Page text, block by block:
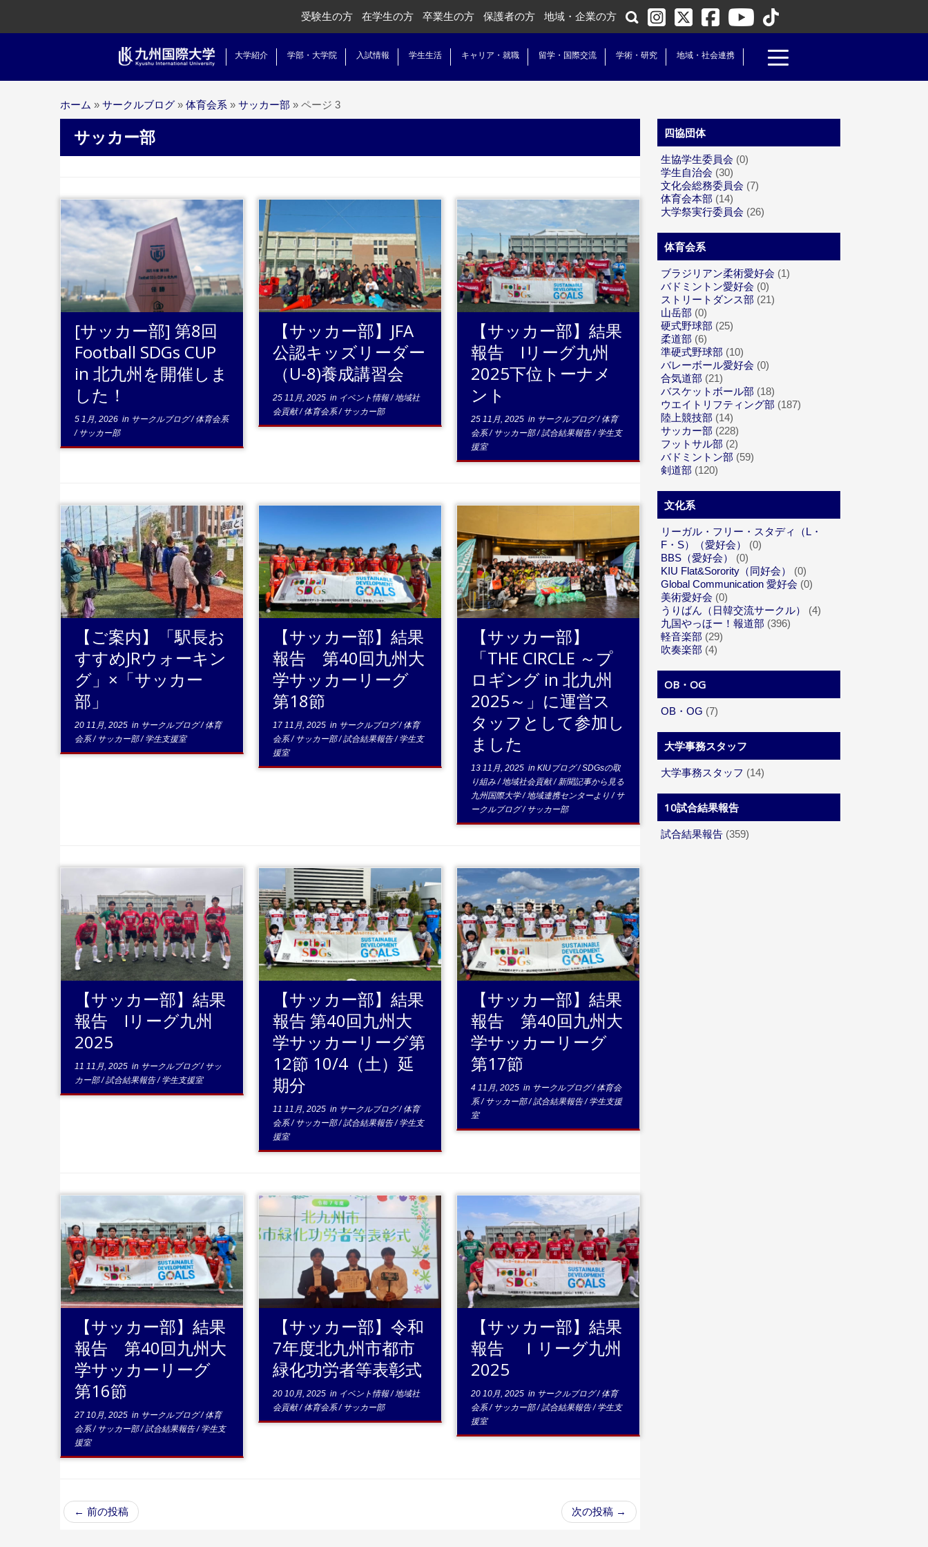
受験生の方 在学生の方 卒業生の方 保護者の方 地域・企業の方
大学紹介 学部・大学院 入試情報 学生生活 キャリア・就職 留学・国際交流 学術・研究 地域・社会連携
ホーム » サークルブログ » 体育会系 » サッカー部 » ページ 3
サッカー部
...続きを
読む
[サッカー部] 第8回
Football SDGs CUP
in 北九州を開催しま
した！
5 1月, 2026 in サークルブログ/体育会系
/ サッカー部
...続きを読む
【サッカー部】JFA
公認キッズリーダー
（U-8)養成講習会
25 11月, 2025 in イベント情報/地域社
会貢献/体育会系/ サッカー部
...続きを読む
【サッカー部】結果
報告 Iリーグ九州
2025下位トーナメ
ント
25 11月, 2025 in サークルブログ/体育
会系/ サッカー部/試合結果報告/学生支
援室
...続
きを読む
【ご案内】「駅長お
すすめJRウォーキン
グ」×「サッカー
部」
20 11月, 2025 in サークルブログ/体育
会系/ サッカー部/学生支援室
...続きを読む
【サッカー部】結果
報告 第40回九州大
学サッカーリーグ
第18節
17 11月, 2025 in サークルブログ/体育
会系/ サッカー部/試合結果報告/学生支
援室
...
続きを読む
【サッカー部】
「THE CIRCLE ～プ
ロギング in 北九州
2025～」に運営ス
タッフとして参加し
ました
13 11月, 2025 inKIUブログ/SDGsの取
り組み/地域社会貢献/新聞記事から見る
九州国際大学/地域連携センターより/ サ
ークルブログ/ サッカー部
...続きを読む
【サッカー部】結果
報告 Iリーグ九州
2025
11 11月, 2025 in サークルブログ/ サッ
カー部/試合結果報告/学生支援室
...続きを読む
【サッカー部】結果
報告 第40回九州大
学サッカーリーグ第
12節 10/4（土）延
期分
11 11月, 2025 in サークルブログ/体育
会系/ サッカー部/試合結果報告/学生支
援室
...続きを読む
【サッカー部】結果
報告 第40回九州大
学サッカーリーグ
第17節
4 11月, 2025 in サークルブログ/体育会
系/ サッカー部/試合結果報告/学生支援
室
...続きを読む
【サッカー部】結果
報告 第40回九州大
学サッカーリーグ
第16節
27 10月, 2025 in サークルブログ/体育
会系/ サッカー部/試合結果報告/学生支
援室
...続きを
【サッカー部】令和
7年度北九州市都市
緑化功労者等表彰式
20 10月, 2025 in イベント情報/地域社
会貢献/体育会系/ サッカー部
...続
きを読む
【サッカー部】結果
報告 Ｉリーグ九州
2025
20 10月, 2025 in サークルブログ/体育
会系/ サッカー部/試合結果報告/学生支
援室
← 前の投稿 次の投稿 →
四協団体
生協学生委員会 (0)
学生自治会 (30)
文化会総務委員会 (7)
体育会本部 (14)
大学祭実行委員会 (26)
体育会系
ブラジリアン柔術愛好会 (1)
バドミントン愛好会 (0)
ストリートダンス部 (21)
山岳部 (0)
硬式野球部 (25)
柔道部 (6)
準硬式野球部 (10)
バレーボール愛好会 (0)
合気道部 (21)
バスケットボール部 (18)
ウエイトリフティング部 (187)
陸上競技部 (14)
サッカー部 (228)
フットサル部 (2)
バドミントン部 (59)
剣道部 (120)
文化系
リーガル・フリー・スタディ（L・
F・S）（愛好会）
(0)
BBS（愛好会）
(0)
KIU Flat&Sorority（同好会）
(0)
Global Communication 愛好会 (0)
美術愛好会 (0)
うりばん（日韓交流サークル）
(4)
九国やっほー！報道部 (396)
軽音楽部 (29)
吹奏楽部 (4)
OB・OG
OB・OG (7)
大学事務スタッフ
大学事務スタッフ (14)
10試合結果報告
試合結果報告 (359)